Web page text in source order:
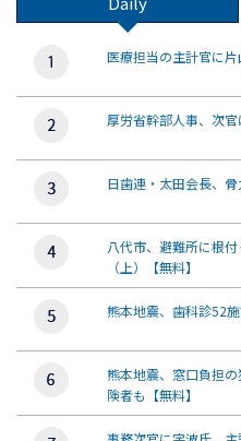
医療担当の主計官に
厚労省幹部人事、次
日歯連・太田会長、
八代市、避難所に根
（上）【無料】
熊本地震、歯科診52
熊本地震、窓口負担
険者も【無料】